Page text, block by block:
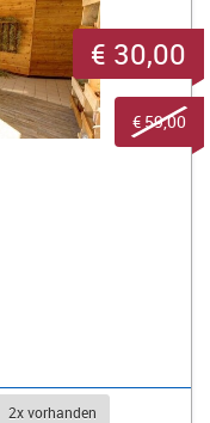
2x vorhanden
€ 30,00
€ 59,00